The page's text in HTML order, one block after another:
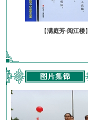
【满庭芳·阅江楼】